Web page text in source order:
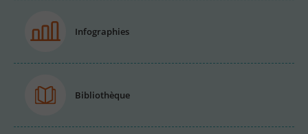
Infographies
Bibliothèque